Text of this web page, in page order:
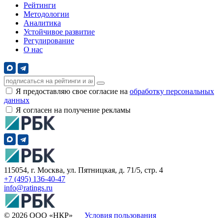
Рейтинги
Методологии
Аналитика
Устойчивое развитие
Регулирование
О нас
Я предоставляю свое согласие на обработку персональных
данных
Я согласен на получение рекламы
115054, г. Москва, ул. Пятницкая, д. 71/5, стр. 4
+7 (495) 136-40-47
info@ratings.ru
© 2026 ООО «НКР» Условия пользования